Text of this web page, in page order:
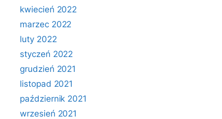
kwiecień 2022
marzec 2022
luty 2022
styczeń 2022
grudzień 2021
listopad 2021
październik 2021
wrzesień 2021